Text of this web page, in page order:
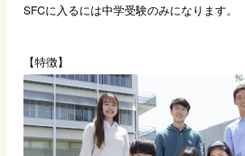
SFCに入るには中学受験のみになります。
【特徴】